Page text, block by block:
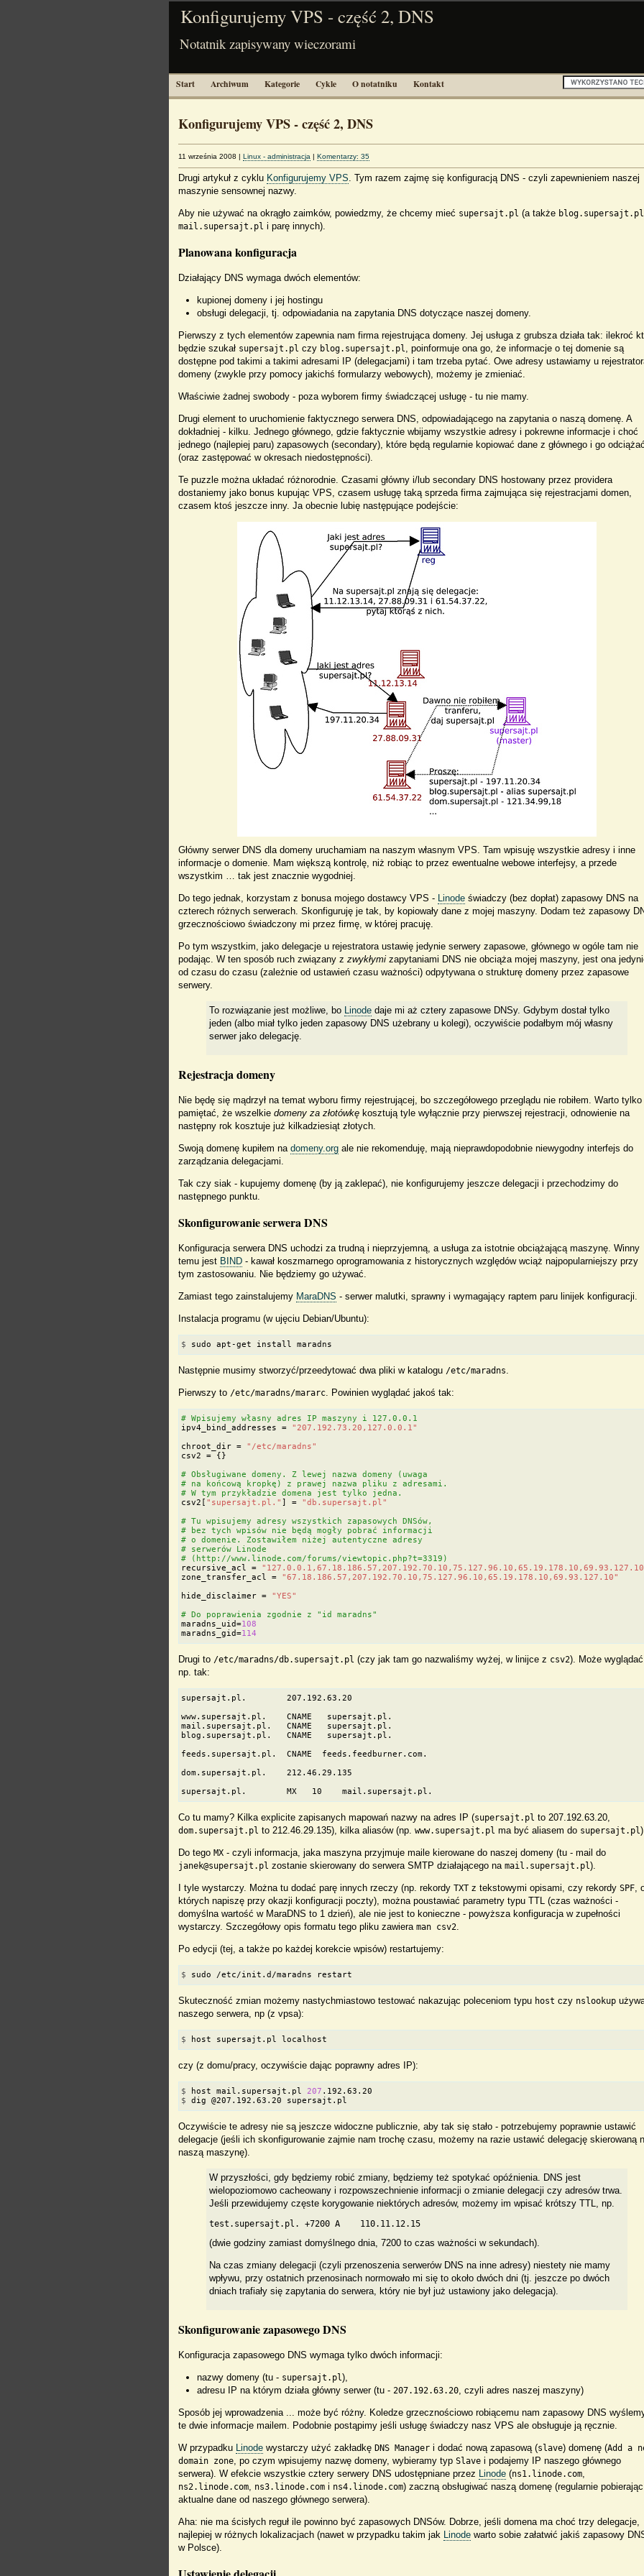
Konfigurujemy VPS - część 2, DNS
Notatnik zapisywany wieczorami
Start Archiwum Kategorie Cykle O notatniku Kontakt
Konfigurujemy VPS - część 2, DNS
11 września 2008 | Linux - administracja | Komentarzy: 35
Drugi artykuł z cyklu Konfigurujemy VPS . Tym razem zajmę się konfiguracją DNS - czyli zapewnieniem naszej
maszynie sensownej nazwy.
Aby nie używać na okrągło zaimków, powiedzmy, że chcemy mieć supersajt.pl (a także blog.supersajt.pl
mail.supersajt.pl i parę innych).
Planowana konfiguracja
Działający DNS wymaga dwóch elementów:
kupionej domeny i jej hostingu
obsługi delegacji, tj. odpowiadania na zapytania DNS dotyczące naszej domeny.
Pierwszy z tych elementów zapewnia nam firma rejestrująca domeny. Jej usługa z grubsza działa tak: ilekroć
będzie szukał supersajt.pl czy blog.supersajt.pl
, poinformuje ona go, że informacje o tej domenie są
dostępne pod takimi a takimi adresami IP (delegacjami) i tam trzeba pytać. Owe adresy ustawiamy u
domeny (zwykle przy pomocy jakichś formularzy webowych), możemy je zmieniać.
Właściwie żadnej swobody - poza wyborem firmy świadczącej usługę - tu nie mamy.
Drugi element to uruchomienie faktycznego serwera DNS, odpowiadającego na zapytania o naszą domenę. A
dokładniej - kilku. Jednego głównego, gdzie faktycznie wbijamy wszystkie adresy i pokrewne informacje i choć
jednego (najlepiej paru) zapasowych (secondary), które będą regularnie kopiować dane z głównego i go
(oraz zastępować w okresach niedostępności).
Te puzzle można układać różnorodnie. Czasami główny i/lub secondary DNS hostowany przez providera
dostaniemy jako bonus kupując VPS, czasem usługę taką sprzeda firma zajmująca się rejestracjami domen,
czasem ktoś jeszcze inny. Ja obecnie lubię następujące podejście:
Główny serwer DNS dla domeny uruchamiam na naszym własnym VPS. Tam wpisuję wszystkie adresy i inne
informacje o domenie. Mam większą kontrolę, niż robiąc to przez ewentualne webowe interfejsy, a przede
wszystkim … tak jest znacznie wygodniej.
Do tego jednak, korzystam z bonusa mojego dostawcy VPS - Linode świadczy (bez dopłat) zapasowy DNS na
czterech różnych serwerach. Skonfiguruję je tak, by kopiowały dane z mojej maszyny. Dodam też zapasowy
grzecznościowo świadczony mi przez firmę, w której pracuję.
Po tym wszystkim, jako delegacje u rejestratora ustawię jedynie serwery zapasowe, głównego w ogóle tam nie
podając. W ten sposób ruch związany z zwykłymi zapytaniami DNS nie obciąża mojej maszyny, jest ona
od czasu do czasu (zależnie od ustawień czasu ważności) odpytywana o strukturę domeny przez zapasowe
serwery.
To rozwiązanie jest możliwe, bo Linode daje mi aż cztery zapasowe DNSy. Gdybym dostał tylko
jeden (albo miał tylko jeden zapasowy DNS użebrany u kolegi), oczywiście podałbym mój własny
serwer jako delegację.
Rejestracja domeny
Nie będę się mądrzył na temat wyboru firmy rejestrującej, bo szczegółowego przeglądu nie robiłem. Warto tylko
pamiętać, że wszelkie domeny za złotówkę kosztują tyle wyłącznie przy pierwszej rejestracji, odnowienie na
następny rok kosztuje już kilkadziesiąt złotych.
Swoją domenę kupiłem na domeny.org ale nie rekomenduję, mają nieprawdopodobnie niewygodny interfejs do
zarządzania delegacjami.
Tak czy siak - kupujemy domenę (by ją zaklepać), nie konfigurujemy jeszcze delegacji i przechodzimy do
następnego punktu.
Skonfigurowanie serwera DNS
Konfiguracja serwera DNS uchodzi za trudną i nieprzyjemną, a usługa za istotnie obciążającą maszynę. Winny
temu jest BIND - kawał koszmarnego oprogramowania z historycznych względów wciąż najpopularniejszy przy
tym zastosowaniu. Nie będziemy go używać.
Zamiast tego zainstalujemy MaraDNS - serwer malutki, sprawny i wymagający raptem paru linijek konfiguracji.
Instalacja programu (w ujęciu Debian/Ubuntu):
$ sudo apt-get install maradns
Następnie musimy stworzyć/przeedytować dwa pliki w katalogu /etc/maradns
Pierwszy to /etc/maradns/mararc . Powinien wyglądać jakoś tak:
# Wpisujemy własny adres IP maszyny i 127.0.0.1
ipv4_bind_addresses
= "207.192.73.20,127.0.0.1"
chroot_dir =
"/etc/maradns"
csv2
= {}
# Obsługiwane domeny. Z lewej nazwa domeny (uwaga
# na końcową kropkę) z prawej nazwa pliku z adresami.
# W tym przykładzie domena jest tylko jedna.
csv2 [ "supersajt.pl." ] = "db.supersajt.pl"
# Tu wpisujemy adresy wszystkich zapasowych DNSów,
# bez tych wpisów nie będą mogły pobrać informacji
# o domenie. Zostawiłem niżej autentyczne adresy
# serwerów Linode
# (http://www.linode.com/forums/viewtopic.php?t=3319)
recursive_acl
=
zone_transfer_acl
= "67.18.186.57,207.192.70.10,75.127.96.10,65.19.178.10,69.93.127.10"
hide_disclaimer = "YES"
# Do poprawienia zgodnie z "id maradns"
maradns_uid=108
maradns_gid=114
Drugi to /etc/maradns/db.supersajt.pl (czy jak tam go nazwaliśmy wyżej, w linijce z csv2). Może wyglądać
np. tak:
supersajt.pl.        207.192.63.20
www.supersajt.pl.    CNAME   supersajt.pl.
mail.supersajt.pl.   CNAME   supersajt.pl.
blog.supersajt.pl.   CNAME   supersajt.pl.
feeds.supersajt.pl.  CNAME  feeds.feedburner.com.
dom.supersajt.pl.    212.46.29.135
supersajt.pl.        MX   10    mail.supersajt.pl.
Co tu mamy? Kilka explicite zapisanych mapowań nazwy na adres IP (supersajt.pl to 207.192.63.20,
dom.supersajt.pl to 212.46.29.135), kilka aliasów (np. www.supersajt.pl ma być aliasem do supersajt.pl
Do tego MX - czyli informacja, jaka maszyna przyjmuje maile kierowane do naszej domeny (tu - mail do
janek@supersajt.pl zostanie skierowany do serwera SMTP działającego na mail.supersajt.pl).
I tyle wystarczy. Można tu dodać parę innych rzeczy (np. rekordy TXT z tekstowymi opisami, czy rekordy SPF ,
których napiszę przy okazji konfiguracji poczty), można poustawiać parametry typu TTL (czas ważności -
domyślna wartość w MaraDNS to 1 dzień), ale nie jest to konieczne - powyższa konfiguracja w zupełności
wystarczy. Szczegółowy opis formatu tego pliku zawiera man csv2
Po edycji (tej, a także po każdej korekcie wpisów) restartujemy:
$ sudo /etc/init.d/maradns restart
Skuteczność zmian możemy nastychmiastowo testować nakazując poleceniom typu host czy nslookup
naszego serwera, np (z vpsa):
$ host supersajt.pl localhost
czy (z domu/pracy, oczywiście dając poprawny adres IP):
$ host mail.supersajt.pl 207 .192.63.20
$
dig @207.192.63.20 supersajt.pl
Oczywiście te adresy nie są jeszcze widoczne publicznie, aby tak się stało - potrzebujemy poprawnie ustawić
delegacje (jeśli ich skonfigurowanie zajmie nam trochę czasu, możemy na razie ustawić delegację skierowaną
naszą maszynę).
W przyszłości, gdy będziemy robić zmiany, będziemy też spotykać opóźnienia. DNS jest
wielopoziomowo cacheowany i rozpowszechnienie informacji o zmianie delegacji czy adresów trwa.
Jeśli przewidujemy częste korygowanie niektórych adresów, możemy im wpisać krótszy TTL, np.
(dwie godziny zamiast domyślnego dnia, 7200 to czas ważności w sekundach).
Na czas zmiany delegacji (czyli przenoszenia serwerów DNS na inne adresy) niestety nie mamy
wpływu, przy ostatnich przenosinach normowało mi się to około dwóch dni (tj. jeszcze po dwóch
dniach trafiały się zapytania do serwera, który nie był już ustawiony jako delegacja).
Skonfigurowanie zapasowego DNS
Konfiguracja zapasowego DNS wymaga tylko dwóch informacji:
nazwy domeny (tu - supersajt.pl),
adresu IP na którym działa główny serwer (tu - 207.192.63.20 , czyli adres naszej maszyny)
Sposób jej wprowadzenia ... może być różny. Koledze grzecznościowo robiącemu nam zapasowy DNS
te dwie informacje mailem. Podobnie postąpimy jeśli usługę świadczy nasz VPS ale obsługuje ją ręcznie.
W przypadku Linode wystarczy użyć zakładkę DNS Manager i dodać nową zapasową (slave) domenę (Add a
domain zone , po czym wpisujemy nazwę domeny, wybieramy typ Slave i podajemy IP naszego głównego
serwera). W efekcie wszystkie cztery serwery DNS udostępniane przez Linode (ns1.linode.com
ns2.linode.com ns3.linode.com i ns4.linode.com) zaczną obsługiwać naszą domenę (regularnie pobierając
aktualne dane od naszego głównego serwera).
Aha: nie ma ścisłych reguł ile powinno być zapasowych DNSów. Dobrze, jeśli domena ma choć trzy delegacje,
najlepiej w różnych lokalizacjach (nawet w przypadku takim jak Linode warto sobie załatwić jakiś zapasowy
w Polsce).